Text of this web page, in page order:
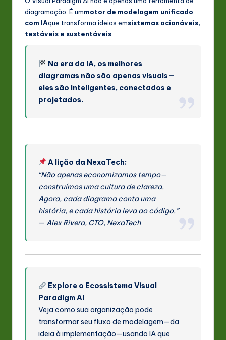
diagramação. É ummotor de modelagem unificado
com IAque transforma ideias emsistemas acionáveis,
testáveis e sustentáveis
Na era da IA, os melhores
diagramas não são apenas visuais—
eles são inteligentes, conectados e
projetados.
A lição da NexaTech:
“Não apenas economizamos tempo—
construímos uma cultura de clareza.
Agora, cada diagrama conta uma
história, e cada história leva ao código.”
—Alex Rivera, CTO, NexaTech
Explore o Ecossistema Visual
Paradigm AI
Veja como sua organização pode
transformar seu fluxo de modelagem—da
ideia à implementação—usando IA que